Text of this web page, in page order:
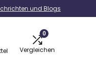
und Blogs
0
Vergleichen